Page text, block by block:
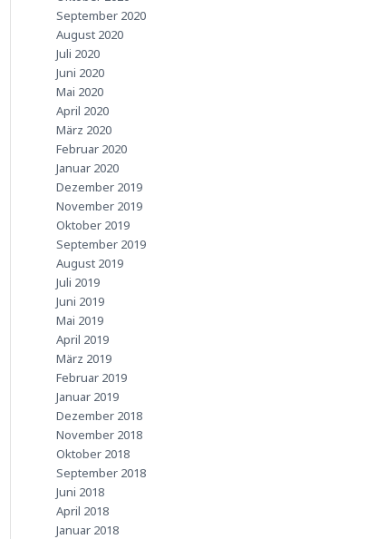
September 2020
August 2020
Juli 2020
Juni 2020
Mai 2020
April 2020
März 2020
Februar 2020
Januar 2020
Dezember 2019
November 2019
Oktober 2019
September 2019
August 2019
Juli 2019
Juni 2019
Mai 2019
April 2019
März 2019
Februar 2019
Januar 2019
Dezember 2018
November 2018
Oktober 2018
September 2018
Juni 2018
April 2018
Januar 2018